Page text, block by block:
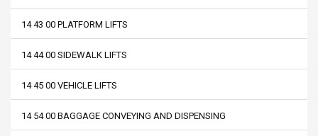
14 43 00 PLATFORM LIFTS
14 44 00 SIDEWALK LIFTS
14 45 00 VEHICLE LIFTS
14 54 00 BAGGAGE CONVEYING AND DISPENSING